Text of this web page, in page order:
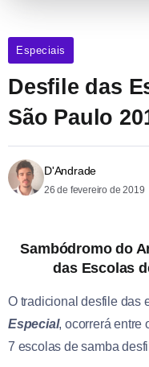
Especiais
Desfile das
São Paulo
D'Andrade
26 de fevereiro de 2019
Sambódromo do
das Escolas
O tradicional desfile das
Especial, ocorrerá entre
7 escolas de samba